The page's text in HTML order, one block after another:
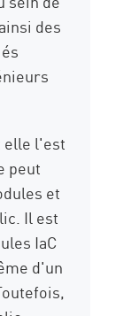
des
elle l'est
peut
et
Il est
IaC
d'un